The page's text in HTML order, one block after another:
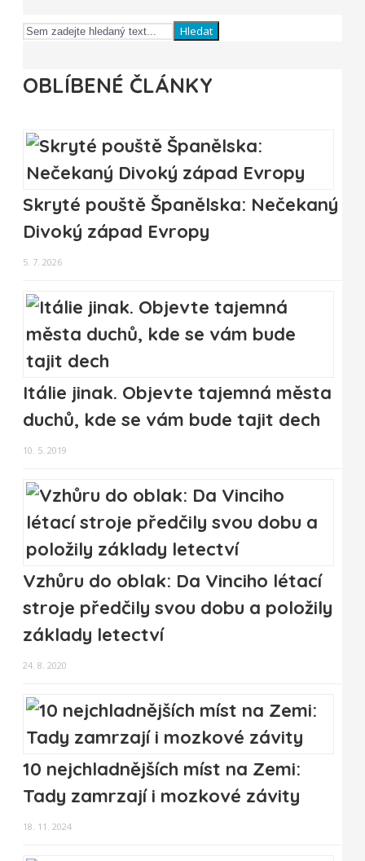
Hledat
OBLÍBENÉ ČLÁNKY
Skryté pouště Španělska: Nečekaný
Divoký západ Evropy
5. 7. 2026
Itálie jinak. Objevte tajemná města
duchů, kde se vám bude tajit dech
10. 5. 2019
Vzhůru do oblak: Da Vinciho létací
stroje předčily svou dobu a položily
základy letectví
24. 8. 2020
10 nejchladnějších míst na Zemi:
Tady zamrzají i mozkové závity
18. 11. 2024